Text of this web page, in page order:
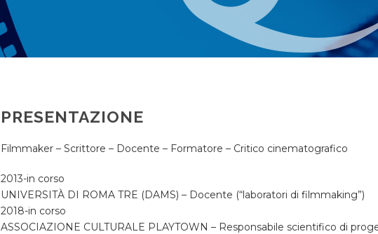
PRESENTAZIONE
Filmmaker – Scrittore – Docente – Formatore – Critico cinematografico
2013-in corso
UNIVERSITÀ DI ROMA TRE (DAMS) – Docente (“laboratori di filmmaking”)
2018-in corso
ASSOCIAZIONE CULTURALE PLAYTOWN – Responsabile scientifico di